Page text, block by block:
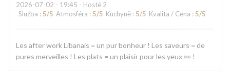
2026-07-02 - 19:45 - Hosté 2
Služba : 5/5 Atmosféra : 5/5 Kuchyně : 5/5 Kvalita / Cena : 5/5
Les after work Libanais = un pur bonheur ! Les saveurs = de
pures merveilles ! Les plats = un plaisir pour les yeux 👀 !